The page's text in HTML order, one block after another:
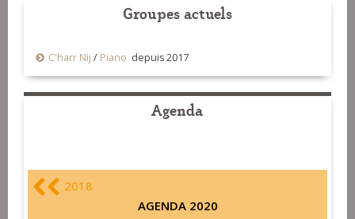
Groupes actuels
C'harr Nij / Piano depuis 2017
Agenda
2018
AGENDA 2020